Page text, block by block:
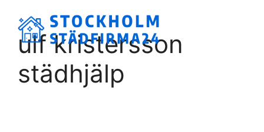
innehållulf kristersson
städhjälp